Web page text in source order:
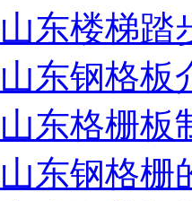
山东楼梯踏
山东钢格板
山东格栅板
山东钢格栅